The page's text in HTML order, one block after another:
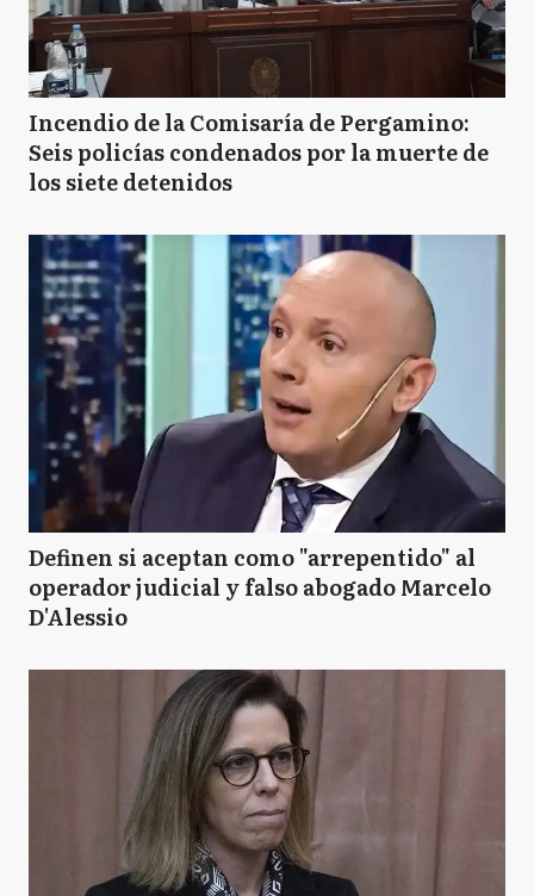
Incendio de la Comisaría de Pergamino:
Seis policías condenados por la muerte de
los siete detenidos
Definen si aceptan como "arrepentido" al
operador judicial y falso abogado Marcelo
D'Alessio